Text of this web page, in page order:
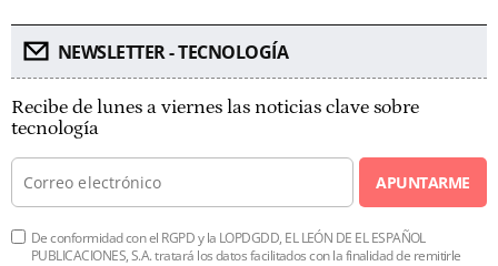
NEWSLETTER - TECNOLOGÍA
Recibe de lunes a viernes las noticias clave sobre
tecnología
APUNTARME
De conformidad con el RGPD y la LOPDGDD, EL LEÓN DE EL ESPAÑOL
PUBLICACIONES, S.A. tratará los datos facilitados con la finalidad de remitirle